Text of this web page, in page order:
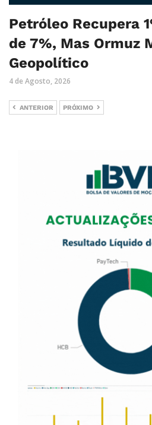
Petróleo Recupera
de 7%, Mas Ormuz
Geopolítico
4 de Agosto, 2026
ANTERIOR PRÓXIMO